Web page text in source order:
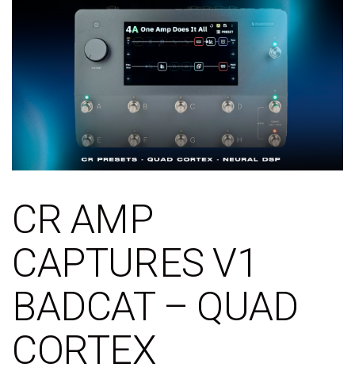
CR AMP
CAPTURES V1
BADCAT – QUAD
CORTEX